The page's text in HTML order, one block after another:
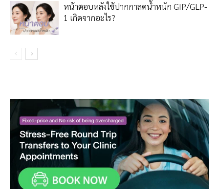
หน้าตอบหลังใช้ปากกาลดน้ำหนัก GIP/GLP-
1 เกิดจากอะไร?